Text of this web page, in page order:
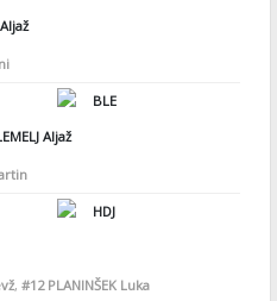
BLE
Aljaž
HDJ
, #12PLANINŠEK Luka